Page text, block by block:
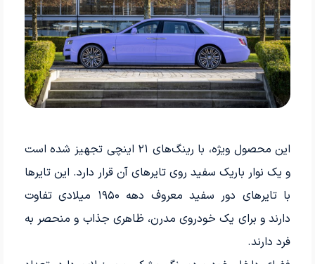
این محصول ویژه، با رینگ‌های ۲۱ اینچی تجهیز شده است
و یک نوار باریک سفید روی تایرهای آن قرار دارد. این تایرها
با تایرهای دور سفید معروف دهه ۱۹۵۰ میلادی تفاوت
دارند و برای یک خودروی مدرن، ظاهری جذاب و منحصر به
فرد دارند.